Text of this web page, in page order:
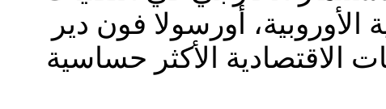
أورسولا فون دير
الاقتصادية الأكثر حساسية